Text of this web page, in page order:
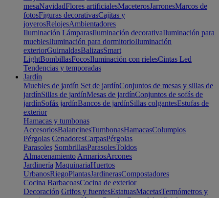
mesaNavidadFlores artificialesMaceterosJarronesMarcos de
fotosFiguras decorativasCajitas y
joyerosRelojesAmbientadores
Iluminación LámparasIluminación decorativaIluminación para
mueblesIluminación para dormitorioIluminación
exteriorGuirnaldasBalizasSmart
LightBombillasFocosIluminación con rielesCintas Led
Tendencias y temporadas
Jardín
Muebles de jardín Set de jardínConjuntos de mesas y sillas de
jardínSillas de jardínMesas de jardínConjuntos de sofás de
jardínSofás jardínBancos de jardínSillas colgantesEstufas de
exterior
Hamacas y tumbonas
AccesoriosBalancinesTumbonasHamacasColumpios
Pérgolas CenadoresCarpasPérgolas
Parasoles SombrillasParasolesToldos
Almacenamiento ArmariosArcones
Jardinería MaquinariaHuertos
UrbanosRiegoPlantasJardinerasCompostadores
Cocina BarbacoasCocina de exterior
Decoración Grifos y fuentesEstatuasMacetasTermómetros y